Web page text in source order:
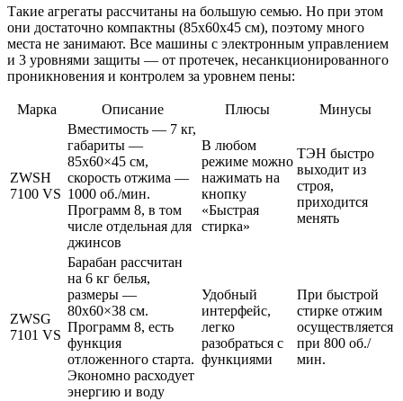
Такие агрегаты рассчитаны на большую семью. Но при этом
они достаточно компактны (85х60х45 см), поэтому много
места не занимают. Все машины с электронным управлением
и 3 уровнями защиты — от протечек, несанкционированного
проникновения и контролем за уровнем пены:
Марка Описание Плюсы Минусы
ZWSH
7100 VS
Вместимость — 7 кг,
габариты —
85х60×45 см,
скорость отжима —
1000 об./мин.
Программ 8, в том
числе отдельная для
джинсов
В любом
режиме можно
нажимать на
кнопку
«Быстрая
стирка»
ТЭН быстро
выходит из
строя,
приходится
менять
ZWSG
7101 VS
Барабан рассчитан
на 6 кг белья,
размеры —
80х60×38 см.
Программ 8, есть
функция
отложенного старта.
Экономно расходует
энергию и воду
Удобный
интерфейс,
легко
разобраться с
функциями
При быстрой
стирке отжим
осуществляется
при 800 об./
мин.